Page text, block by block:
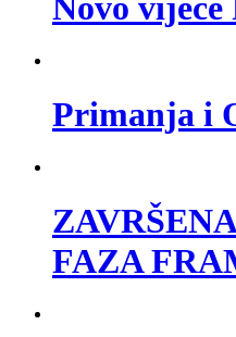
Primanja i
FAZA